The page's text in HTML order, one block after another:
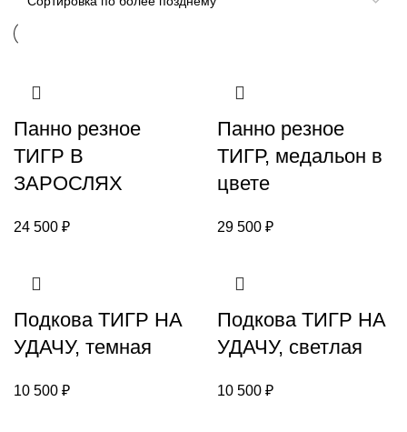
Панно резное
ТИГР В
ЗАРОСЛЯХ
24 500 ₽
Панно резное
ТИГР, медальон в
цвете
29 500 ₽
Подкова ТИГР НА
УДАЧУ, темная
10 500 ₽
Подкова ТИГР НА
УДАЧУ, светлая
10 500 ₽